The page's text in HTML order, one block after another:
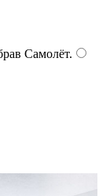
Самолёт.